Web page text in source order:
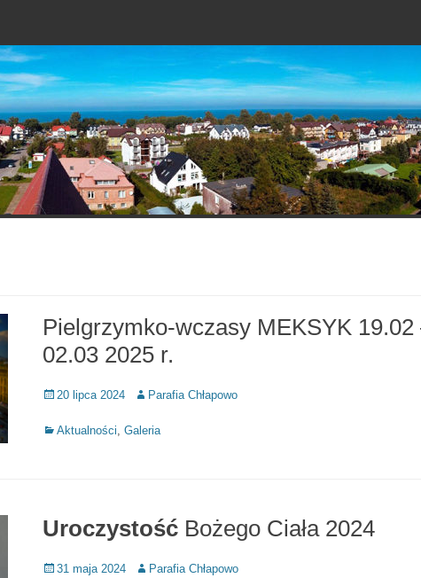
Pielgrzymko-wczasy MEKSYK 19.02
02.03 2025 r.
Posted
20 lipca 2024 Author
Parafia Chłapowo
Categories
Aktualności Galeria
Uroczystość Bożego Ciała 2024
Posted
31 maja 2024 Author
Parafia Chłapowo